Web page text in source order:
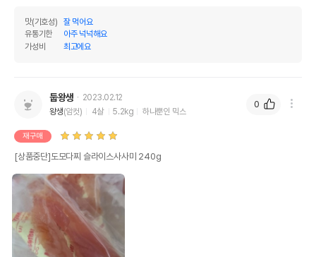
맛(기호성)
잘 먹어요
유통기한
아주 넉넉해요
가성비
최고에요
둡왕생
2023.02.12
왕생(암컷) 4살 5.2kg 하나뿐인 믹스
재구매
[상품중단]도모다찌 슬라이스사사미 240g
0